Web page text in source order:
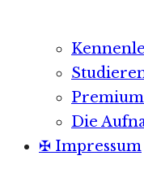
Die
✠ Impressum